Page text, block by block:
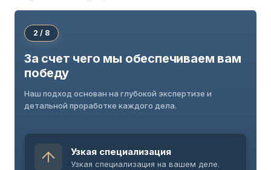
2 / 8
За счет чего мы обеспечиваем вам
победу
Наш подход основан на глубокой экспертизе и
детальной проработке каждого дела.
Узкая специализация
Узкая специализация на вашем деле.